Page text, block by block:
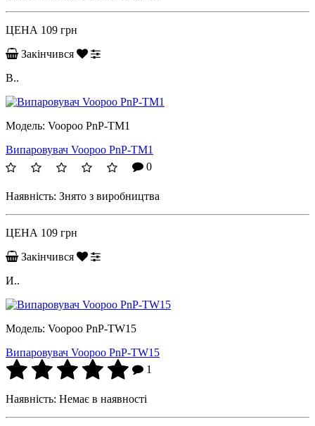
ЦЕНА 109 грн
Закінчився
В..
Модель: Voopoo PnP-TM1
Випаровувач Voopoo PnP-TM1
0
Наявність: Знято з виробництва
ЦЕНА 109 грн
Закінчився
И..
Модель: Voopoo PnP-TW15
Випаровувач Voopoo PnP-TW15
1
Наявність: Немає в наявності